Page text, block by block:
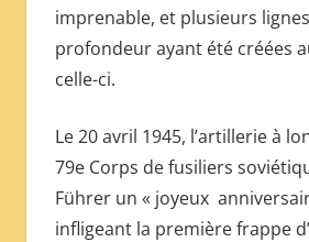
imprenable, et plusieurs
profondeur ayant été créées
celle-ci.
Le 20 avril 1945, l’artillerie à
79e Corps de fusiliers
Führer un « joyeux
infligeant la première frappe